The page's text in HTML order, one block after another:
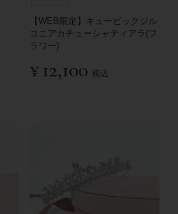
【WEB限定】キュービックジル
コニアカチューシャティアラ(フ
ラワー)
¥ 12,100 税込